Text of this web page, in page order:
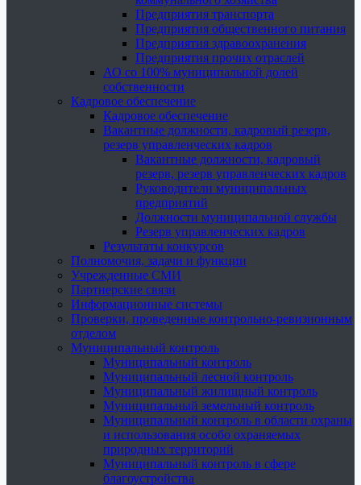
Предприятия транспорта
Предприятия общественного питания
Предприятия здравоохранения
Предприятия прочих отраслей
АО со 100% муниципальной долей
собственности
Кадровое обеспечение
Кадровое обеспечение
Вакантные должности, кадровый резерв,
резерв управленческих кадров
Вакантные должности, кадровый
резерв, резерв управленческих кадров
Руководители муниципальных
предприятий
Должности муниципальной службы
Резерв управленческих кадров
Результаты конкурсов
Полномочия, задачи и функции
Учрежденные СМИ
Партнерские связи
Информационные системы
Проверки, проведенные контрольно-ревизионным
отделом
Муниципальный контроль
Муниципальный контроль
Муниципальный лесной контроль
Муниципальный жилищный контроль
Муниципальный земельный контроль
Муниципальный контроль в области охраны
и использования особо охраняемых
природных территорий
Муниципальный контроль в сфере
благоустройства